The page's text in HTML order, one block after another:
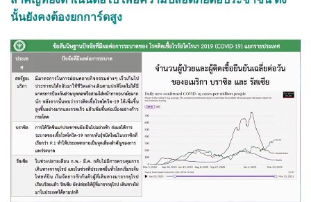
นั้นยังคงต้องยกการ์ดสูง